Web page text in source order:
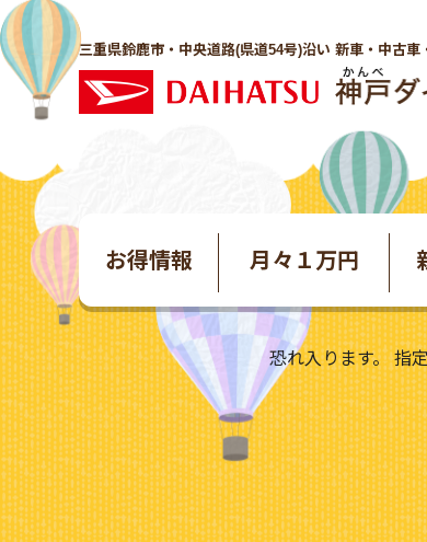
三重県鈴鹿市・中央道路(県道54号)沿い 新車・中古車
お得情報 月々１万円
恐れ入ります。 指